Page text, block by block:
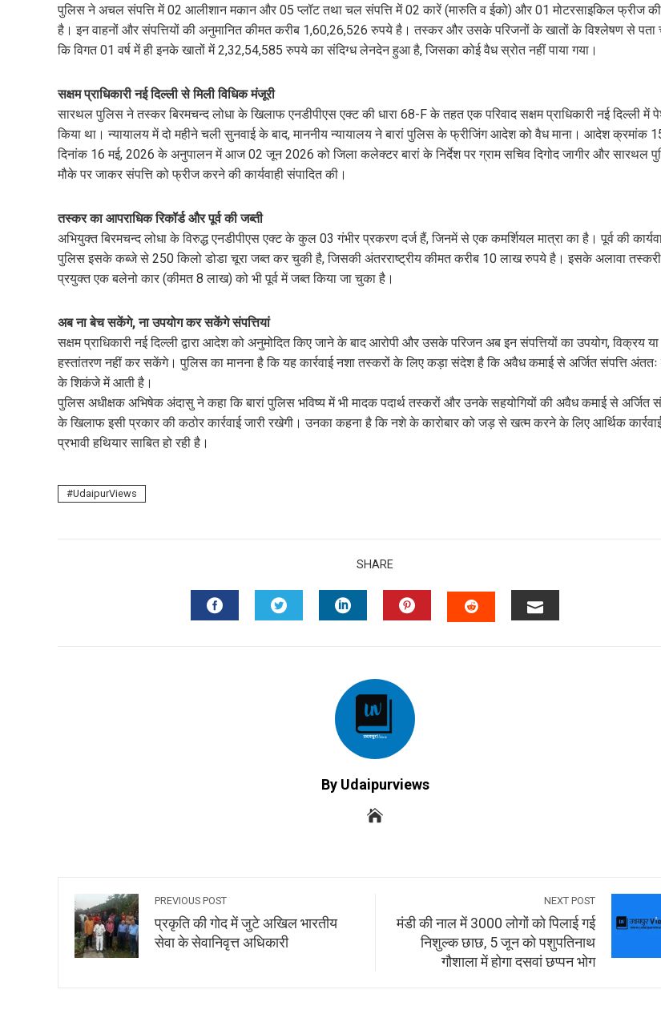
पुलिस ने अचल संपत्ति में 02 आलीशान मकान और 05 प्लॉट तथा चल संपत्ति में 02 कारें (मारुति व ईको) और 01 मोटरसाइकिल फ्रीज
है। इन वाहनों और संपत्तियों की अनुमानित कीमत करीब 1,60,26,526 रुपये है। तस्कर और उसके परिजनों के खातों के विश्लेषण से पता
कि विगत 01 वर्ष में ही इनके खातों में 2,32,54,585 रुपये का संदिग्ध लेनदेन हुआ है, जिसका कोई वैध स्रोत नहीं पाया गया।
सक्षम प्राधिकारी नई दिल्ली से मिली विधिक मंजूरी
​सारथल पुलिस ने तस्कर बिरमचन्द लोधा के खिलाफ एनडीपीएस एक्ट की धारा 68-F के तहत एक परिवाद सक्षम प्राधिकारी नई दिल्ली में
किया था। न्यायालय में दो महीने चली सुनवाई के बाद, माननीय न्यायालय ने बारां पुलिस के फ्रीजिंग आदेश को वैध माना। आदेश क्रमांक
दिनांक 16 मई, 2026 के अनुपालन में आज 02 जून 2026 को जिला कलेक्टर बारां के निर्देश पर ग्राम सचिव दिगोद जागीर और सारथल
मौके पर जाकर संपत्ति को फ्रीज करने की कार्यवाही संपादित की।
​तस्कर का आपराधिक रिकॉर्ड और पूर्व की जब्ती
​अभियुक्त बिरमचन्द लोधा के विरुद्ध एनडीपीएस एक्ट के कुल 03 गंभीर प्रकरण दर्ज हैं, जिनमें से एक कमर्शियल मात्रा का है। पूर्व की
पुलिस इसके कब्जे से 250 किलो डोडा चूरा जब्त कर चुकी है, जिसकी अंतरराष्ट्रीय कीमत करीब 10 लाख रुपये है। इसके अलावा
प्रयुक्त एक बलेनो कार (कीमत 8 लाख) को भी पूर्व में जब्त किया जा चुका है।
अब ना बेच सकेंगे, ना उपयोग कर सकेंगे संपत्तियां
सक्षम प्राधिकारी नई दिल्ली द्वारा आदेश को अनुमोदित किए जाने के बाद आरोपी और उसके परिजन अब इन संपत्तियों का उपयोग, विक्रय या
हस्तांतरण नहीं कर सकेंगे। पुलिस का मानना है कि यह कार्रवाई नशा तस्करों के लिए कड़ा संदेश है कि अवैध कमाई से अर्जित संपत्ति
के शिकंजे में आती है।
पुलिस अधीक्षक अभिषेक अंदासु ने कहा कि बारां पुलिस भविष्य में भी मादक पदार्थ तस्करों और उनके सहयोगियों की अवैध कमाई से अर्जित
के खिलाफ इसी प्रकार की कठोर कार्रवाई जारी रखेगी। उनका कहना है कि नशे के कारोबार को जड़ से खत्म करने के लिए आर्थिक
प्रभावी हथियार साबित हो रही है।
UdaipurViews
SHARE
By Udaipurviews
PREVIOUS POST
प्रकृति की गोद में जुटे अखिल भारतीय
सेवा के सेवानिवृत्त अधिकारी
NEXT POST
मंडी की नाल में 3000 लोगों को पिलाई गई
निशुल्क छाछ, 5 जून को पशुपतिनाथ
गौशाला में होगा दसवां छप्पन भोग